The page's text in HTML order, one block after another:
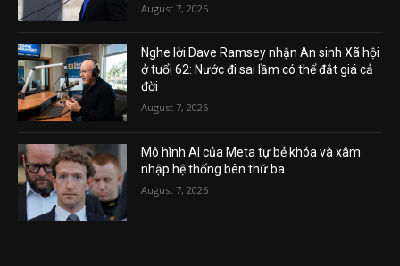
August 7, 2026
Nghe lời Dave Ramsey nhận An sinh Xã hội
ở tuổi 62: Nước đi sai lầm có thể đắt giá cả
đời
August 7, 2026
Mô hình AI của Meta tự bẻ khóa và xâm
nhập hệ thống bên thứ ba
August 7, 2026